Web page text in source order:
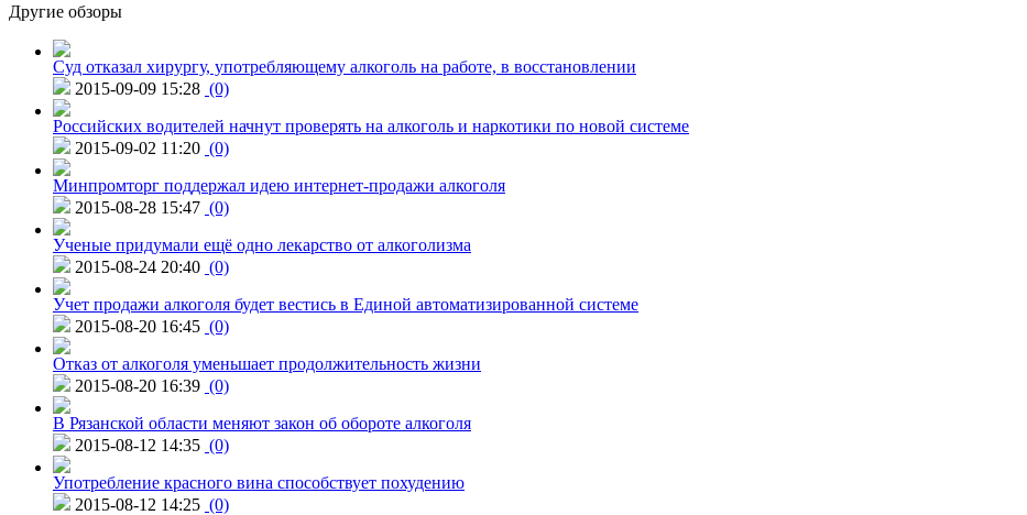
Другие обзоры
Суд отказал хирургу, употребляющему алкоголь на работе, в восстановлении
2015-09-09 15:28 (0)
Российских водителей начнут проверять на алкоголь и наркотики по новой системе
2015-09-02 11:20 (0)
Минпромторг поддержал идею интернет-продажи алкоголя
2015-08-28 15:47 (0)
Ученые придумали ещё одно лекарство от алкоголизма
2015-08-24 20:40 (0)
Учет продажи алкоголя будет вестись в Единой автоматизированной системе
2015-08-20 16:45 (0)
Отказ от алкоголя уменьшает продолжительность жизни
2015-08-20 16:39 (0)
В Рязанской области меняют закон об обороте алкоголя
2015-08-12 14:35 (0)
Употребление красного вина способствует похудению
2015-08-12 14:25 (0)